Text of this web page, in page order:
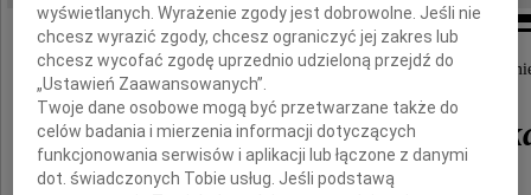
Z wielkim smutkiem przyjęliśmy wiadomość o
dr. Ryszarda
wyświetlanych. Wyrażenie zgody jest dobrowolne. Jeśli nie
chcesz wyrazić zgody, chcesz ograniczyć jej zakres lub
chcesz wycofać zgodę uprzednio udzieloną przejdź do
„Ustawień Zaawansowanych”.
Twoje dane osobowe mogą być przetwarzane także do
celów badania i mierzenia informacji dotyczących
funkcjonowania serwisów i aplikacji lub łączone z danymi
dot. świadczonych Tobie usług. Jeśli podstawą